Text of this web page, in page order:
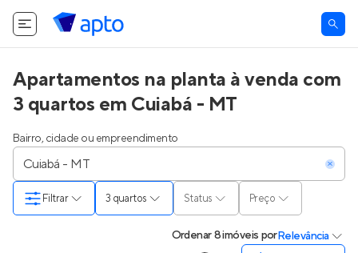
Apartamentos na planta à venda com
3 quartos em Cuiabá - MT
Bairro, cidade ou empreendimento
3 quartos Status Preço
Filtrar
Ordenar8 imóveis porRelevância